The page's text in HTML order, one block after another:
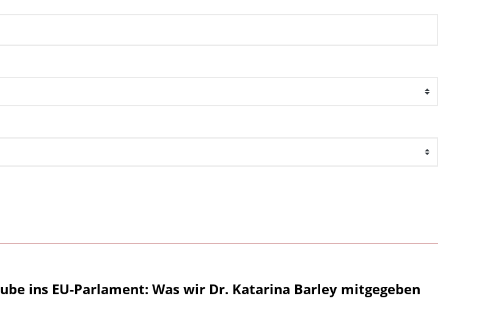
ins EU-Parlament: Was wir Dr. Katarina Barley mitgegeben